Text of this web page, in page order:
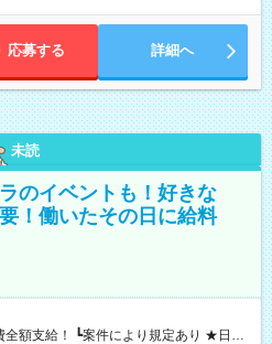
応募する 詳細へ
未読
のイベントも！好きな
！働いたその日に給料